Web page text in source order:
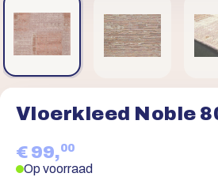
Vloerkleed Noble
€ 99,00
Op voorraad